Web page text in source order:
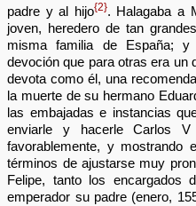
padre y al hijo{2}. Halagaba a
joven, heredero de tan
misma familia de España;
devoción que para otras era un
devota como él, una
la muerte de su hermano
las embajadas e instancias
enviarle y hacerle Carlos
favorablemente, y mostrando
términos de ajustarse muy
Felipe, tanto los encargados
emperador su padre (enero,